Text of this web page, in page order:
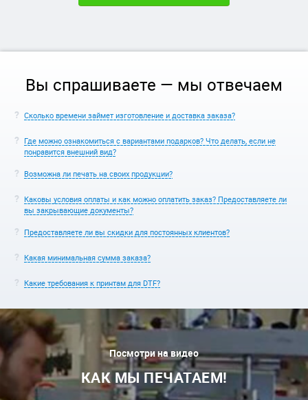
Вы спрашиваете — мы отвечаем
Сколько времени займет изготовление и доставка заказа?
Где можно ознакомиться с вариантами подарков? Что делать, если не
понравится внешний вид?
Возможна ли печать на своих продукции?
Каковы условия оплаты и как можно оплатить заказ? Предоставляете ли
вы закрывающие документы?
Предоставляете ли вы скидки для постоянных клиентов?
Какая минимальная сумма заказа?
Какие требования к принтам для DTF?
Посмотри на видео
КАК МЫ ПЕЧАТАЕМ!